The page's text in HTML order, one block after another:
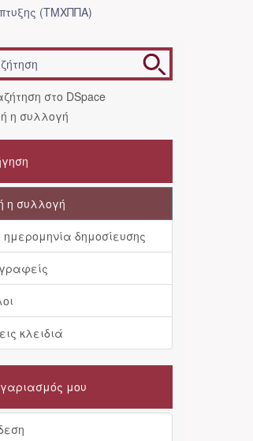
(ΤΜΧΠΠΑ)
στο DSpace
η συλλογή
η συλλογή
δημοσίευσης
κλειδιά
μου